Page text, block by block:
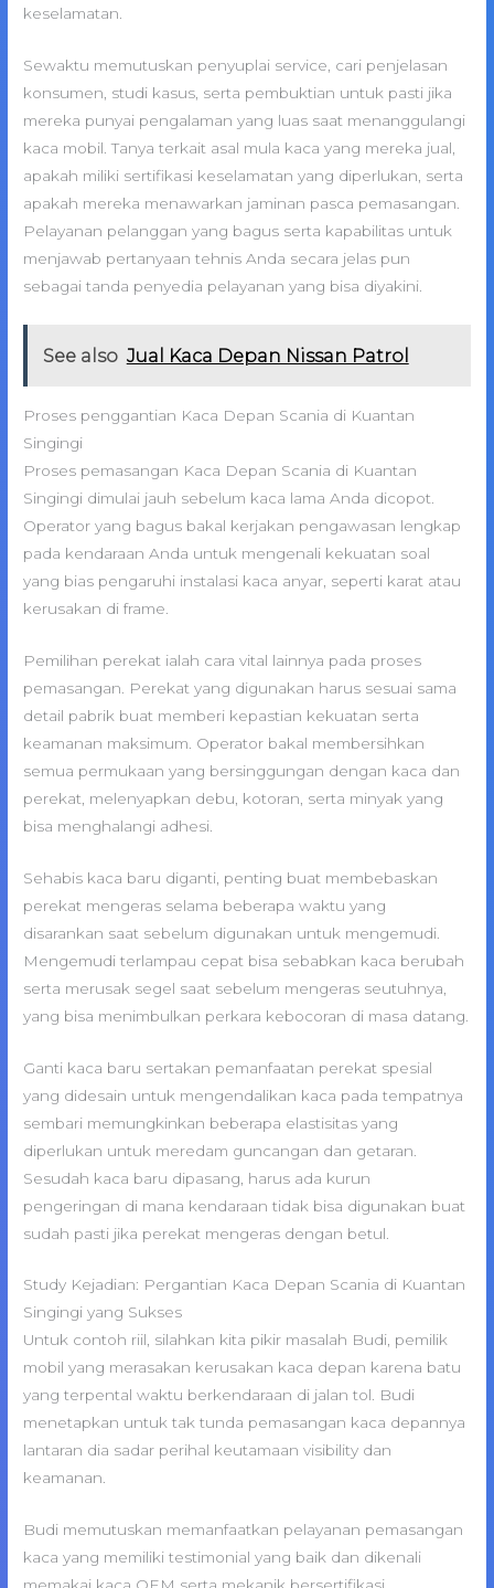
keselamatan.
Sewaktu memutuskan penyuplai service, cari penjelasan
konsumen, studi kasus, serta pembuktian untuk pasti jika
mereka punyai pengalaman yang luas saat menanggulangi
kaca mobil. Tanya terkait asal mula kaca yang mereka jual,
apakah miliki sertifikasi keselamatan yang diperlukan, serta
apakah mereka menawarkan jaminan pasca pemasangan.
Pelayanan pelanggan yang bagus serta kapabilitas untuk
menjawab pertanyaan tehnis Anda secara jelas pun
sebagai tanda penyedia pelayanan yang bisa diyakini.
See also Jual Kaca Depan Nissan Patrol
Proses penggantian Kaca Depan Scania di Kuantan
Singingi
Proses pemasangan Kaca Depan Scania di Kuantan
Singingi dimulai jauh sebelum kaca lama Anda dicopot.
Operator yang bagus bakal kerjakan pengawasan lengkap
pada kendaraan Anda untuk mengenali kekuatan soal
yang bias pengaruhi instalasi kaca anyar, seperti karat atau
kerusakan di frame.
Pemilihan perekat ialah cara vital lainnya pada proses
pemasangan. Perekat yang digunakan harus sesuai sama
detail pabrik buat memberi kepastian kekuatan serta
keamanan maksimum. Operator bakal membersihkan
semua permukaan yang bersinggungan dengan kaca dan
perekat, melenyapkan debu, kotoran, serta minyak yang
bisa menghalangi adhesi.
Sehabis kaca baru diganti, penting buat membebaskan
perekat mengeras selama beberapa waktu yang
disarankan saat sebelum digunakan untuk mengemudi.
Mengemudi terlampau cepat bisa sebabkan kaca berubah
serta merusak segel saat sebelum mengeras seutuhnya,
yang bisa menimbulkan perkara kebocoran di masa datang.
Ganti kaca baru sertakan pemanfaatan perekat spesial
yang didesain untuk mengendalikan kaca pada tempatnya
sembari memungkinkan beberapa elastisitas yang
diperlukan untuk meredam guncangan dan getaran.
Sesudah kaca baru dipasang, harus ada kurun
pengeringan di mana kendaraan tidak bisa digunakan buat
sudah pasti jika perekat mengeras dengan betul.
Study Kejadian: Pergantian Kaca Depan Scania di Kuantan
Singingi yang Sukses
Untuk contoh riil, silahkan kita pikir masalah Budi, pemilik
mobil yang merasakan kerusakan kaca depan karena batu
yang terpental waktu berkendaraan di jalan tol. Budi
menetapkan untuk tak tunda pemasangan kaca depannya
lantaran dia sadar perihal keutamaan visibility dan
keamanan.
Budi memutuskan memanfaatkan pelayanan pemasangan
kaca yang memiliki testimonial yang baik dan dikenali